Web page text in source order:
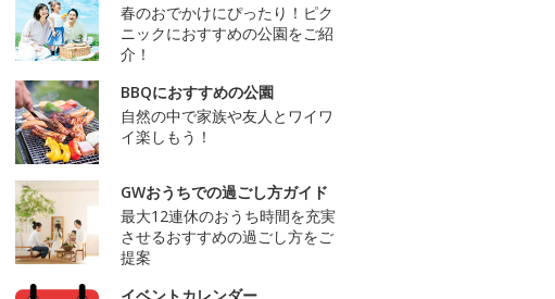
春のおでかけにぴったり！ピク
ニックにおすすめの公園をご紹
介！
BBQにおすすめの公園
自然の中で家族や友人とワイワ
イ楽しもう！
GWおうちでの過ごし方ガイド
最大12連休のおうち時間を充実
させるおすすめの過ごし方をご
提案